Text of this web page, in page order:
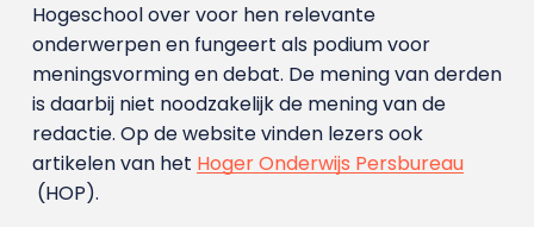
Hogeschool over voor hen relevante
onderwerpen en fungeert als podium voor
meningsvorming en debat. De mening van derden
is daarbij niet noodzakelijk de mening van de
redactie. Op de website vinden lezers ook
artikelen van het Hoger Onderwijs Persbureau
(HOP).